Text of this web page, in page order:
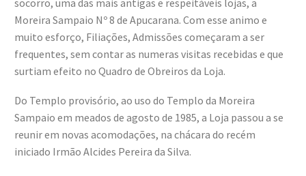
socorro, uma das mais antigas e respeitáveis lojas, a
Moreira Sampaio Nº 8 de Apucarana. Com esse animo e
muito esforço, Filiações, Admissões começaram a ser
frequentes, sem contar as numeras visitas recebidas e que
surtiam efeito no Quadro de Obreiros da Loja.
Do Templo provisório, ao uso do Templo da Moreira
Sampaio em meados de agosto de 1985, a Loja passou a se
reunir em novas acomodações, na chácara do recém
iniciado Irmão Alcides Pereira da Silva.